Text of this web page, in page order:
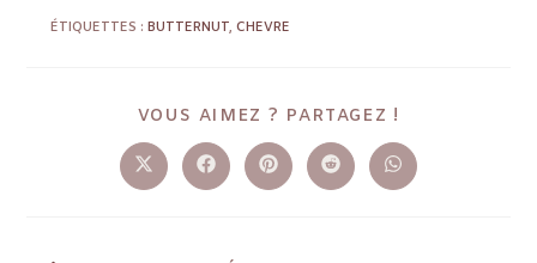
ÉTIQUETTES :BUTTERNUT, CHEVRE
VOUS AIMEZ ? PARTAGEZ !